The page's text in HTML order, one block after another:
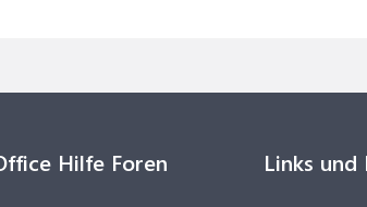
Hilfe Foren Links und